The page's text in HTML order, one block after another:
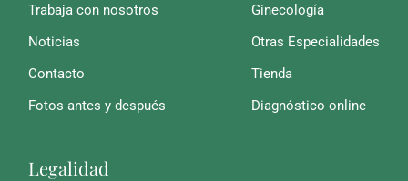
Trabaja con nosotros
Noticias
Contacto
Fotos antes y después
Ginecología
Otras Especialidades
Tienda
Diagnóstico online
Legalidad